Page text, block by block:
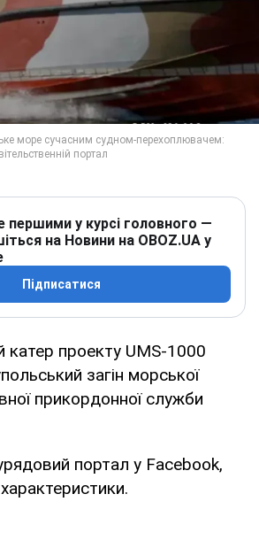
першими у курсі головного —
на Новини на OBOZ.UA у
Підписатися
катер проекту UMS-1000
загін морської
прикордонної служби
портал у Facebook,
характеристики.